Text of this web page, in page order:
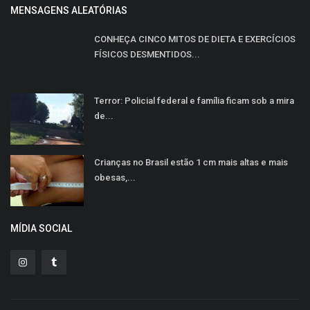
MENSAGENS ALEATÓRIAS
CONHEÇA CINCO MITOS DE DIETA E EXERCÍCIOS
FÍSICOS DESMENTIDOS...
Terror: Policial federal e família ficam sob a mira
de...
Crianças no Brasil estão 1 cm mais altas e mais
obesas,...
MÍDIA SOCIAL